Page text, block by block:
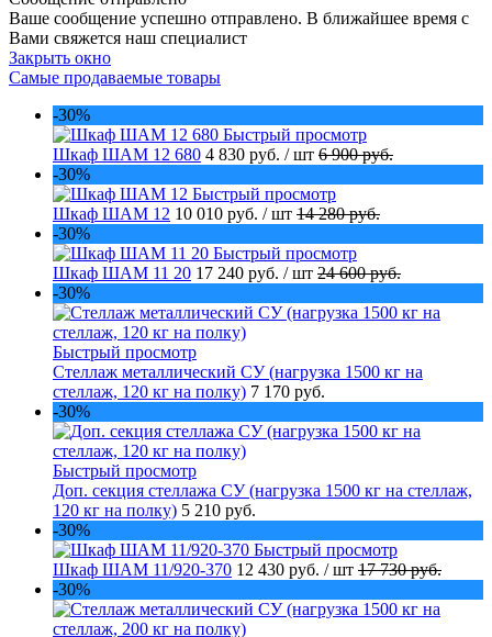
Ваше сообщение успешно отправлено. В ближайшее время с
Вами свяжется наш специалист
Закрыть окно
Самые продаваемые товары
-30%
Быстрый просмотр
Шкаф ШАМ 12 680 4 830 руб. / шт 6 900 руб.
-30%
Быстрый просмотр
Шкаф ШАМ 12 10 010 руб. / шт 14 280 руб.
-30%
Быстрый просмотр
Шкаф ШАМ 11 20 17 240 руб. / шт 24 600 руб.
-30%
Быстрый просмотр
Стеллаж металлический СУ (нагрузка 1500 кг на
стеллаж, 120 кг на полку) 7 170 руб.
-30%
Быстрый просмотр
Доп. секция стеллажа СУ (нагрузка 1500 кг на стеллаж,
120 кг на полку) 5 210 руб.
-30%
Быстрый просмотр
Шкаф ШАМ 11/920-370 12 430 руб. / шт 17 730 руб.
-30%